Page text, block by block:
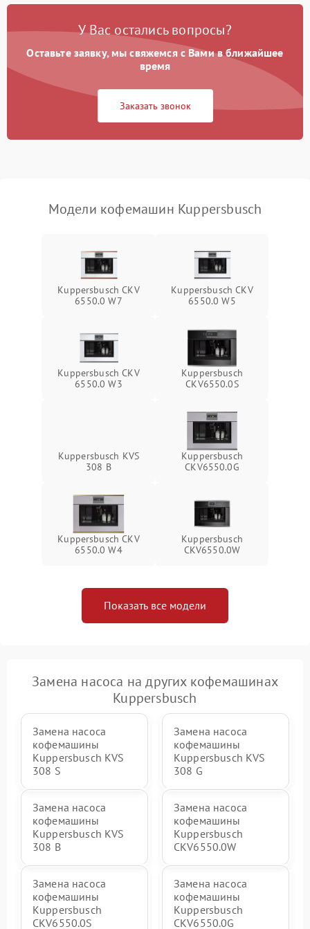
Постоянные сбои в работе 1500 ₽ Подробнее →
У Вас остались вопросы?
Оставьте заявку, мы свяжемся с Вами в ближайшее
время
Заказать звонок
Модели кофемашин Kuppersbusch
Kuppersbusch CKV
6550.0 W7
Kuppersbusch CKV
6550.0 W5
Kuppersbusch CKV
6550.0 W3
Kuppersbusch
CKV6550.0S
Kuppersbusch KVS
308 B
Kuppersbusch
CKV6550.0G
Kuppersbusch CKV
6550.0 W4
Kuppersbusch
CKV6550.0W
Показать все модели
Замена насоса на других кофемашинах
Kuppersbusch
Замена насоса
кофемашины
Kuppersbusch KVS
308 S
Замена насоса
кофемашины
Kuppersbusch KVS
308 G
Замена насоса
кофемашины
Kuppersbusch KVS
308 B
Замена насоса
кофемашины
Kuppersbusch
CKV6550.0W
Замена насоса
кофемашины
Kuppersbusch
CKV6550.0S
Замена насоса
кофемашины
Kuppersbusch
CKV6550.0G